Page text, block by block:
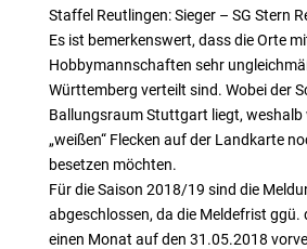
Staffel Reutlingen: Sieger – SG Stern
Es ist bemerkenswert, dass die Orte
Hobbymannschaften sehr
Württemberg verteilt sind. Wobei der
Ballungsraum Stuttgart liegt,
„weißen“ Flecken auf der Landkarte
besetzen möchten.
Für die Saison 2018/19 sind die
abgeschlossen, da die Meldefrist ggü.
einen Monat auf den 31.05.2018